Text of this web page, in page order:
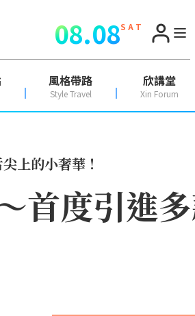
08.08S A T
風格帶路
Style Travel
欣講堂
Xin Forum
上的小奢華！
首度引進